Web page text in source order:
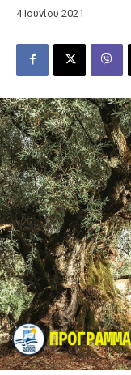
4 Ιουνίου 2021